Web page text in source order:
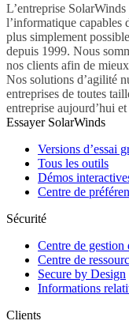
L’entreprise
l’informatique capables
plus simplement
depuis 1999. Nous
nos clients afin de
Nos solutions d’agilité
entreprises de toutes
entreprise aujourd’hui
Essayer SolarWinds
Versions d’essai
Tous les outils
Démos
Centre de
Sécurité
Centre de
Centre de
Secure by Design
Informations
Clients